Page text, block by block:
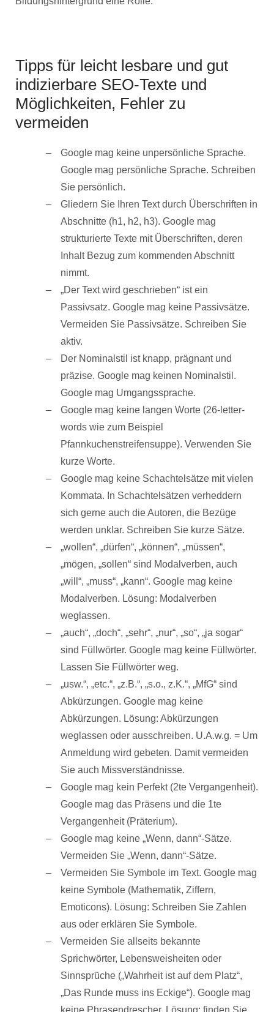
Tipps für leicht lesbare und gut
indizierbare SEO-Texte und
Möglichkeiten, Fehler zu
vermeiden
Google mag keine unpersönliche Sprache.
Google mag persönliche Sprache. Schreiben
Sie persönlich.
Gliedern Sie Ihren Text durch Überschriften in
Abschnitte (h1, h2, h3). Google mag
strukturierte Texte mit Überschriften, deren
Inhalt Bezug zum kommenden Abschnitt
nimmt.
„Der Text wird geschrieben“ ist ein
Passivsatz. Google mag keine Passivsätze.
Vermeiden Sie Passivsätze. Schreiben Sie
aktiv.
Der Nominalstil ist knapp, prägnant und
präzise. Google mag keinen Nominalstil.
Google mag Umgangssprache.
Google mag keine langen Worte (26-letter-
words wie zum Beispiel
Pfannkuchenstreifensuppe). Verwenden Sie
kurze Worte.
Google mag keine Schachtelsätze mit vielen
Kommata. In Schachtelsätzen verheddern
sich gerne auch die Autoren, die Bezüge
werden unklar. Schreiben Sie kurze Sätze.
„wollen“, „dürfen“, „können“, „müssen“,
„mögen, „sollen“ sind Modalverben, auch
„will“, „muss“, „kann“. Google mag keine
Modalverben. Lösung: Modalverben
weglassen.
„auch“, „doch“, „sehr“, „nur“, „so“, „ja sogar“
sind Füllwörter. Google mag keine Füllwörter.
Lassen Sie Füllwörter weg.
„usw.“, „etc.“, „z.B.“, „s.o., z.K.“, „MfG“ sind
Abkürzungen. Google mag keine
Abkürzungen. Lösung: Abkürzungen
weglassen oder ausschreiben. U.A.w.g. = Um
Anmeldung wird gebeten. Damit vermeiden
Sie auch Missverständnisse.
Google mag kein Perfekt (2te Vergangenheit).
Google mag das Präsens und die 1te
Vergangenheit (Präterium).
Google mag keine „Wenn, dann“-Sätze.
Vermeiden Sie „Wenn, dann“-Sätze.
Vermeiden Sie Symbole im Text. Google mag
keine Symbole (Mathematik, Ziffern,
Emoticons). Lösung: Schreiben Sie Zahlen
aus oder erklären Sie Symbole.
Vermeiden Sie allseits bekannte
Sprichwörter, Lebensweisheiten oder
Sinnsprüche („Wahrheit ist auf dem Platz“,
„Das Runde muss ins Eckige“). Google mag
keine Phrasendrescher. Lösung: finden Sie